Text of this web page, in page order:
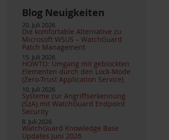
Blog Neuigkeiten
20. Juli 2026
Die komfortable Alternative zu
Microsoft WSUS – WatchGuard
Patch Management
15. Juli 2026
HOWTO: Umgang mit geblockten
Elementen durch den Lock-Mode
(Zero-Trust Application Service)
10. Juli 2026
Systeme zur Angriffserkennung
(SzA) mit WatchGuard Endpoint
Security
8. Juli 2026
WatchGuard Knowledge Base
Updates Juni 2026